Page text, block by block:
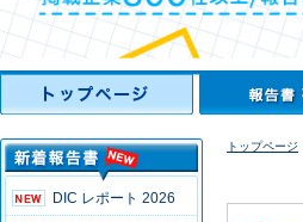
DIC レポート 2026
トップページ